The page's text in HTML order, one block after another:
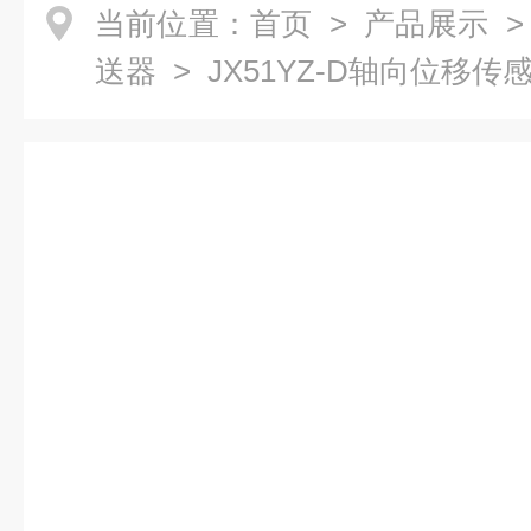
当前位置： 首页 > 产品展示
送器 > JX51YZ-D轴向位移传